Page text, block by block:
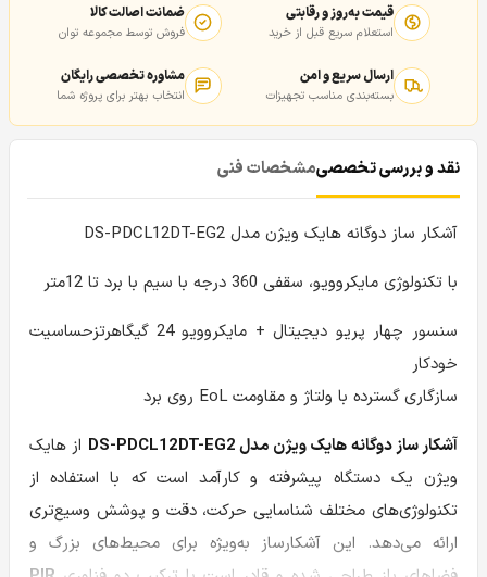
قیمت به‌روز و رقابتی
استعلام سریع قبل از خرید
ضمانت اصالت کالا
فروش توسط مجموعه توان
ارسال سریع و امن
بسته‌بندی مناسب تجهیزات
مشاوره تخصصی رایگان
انتخاب بهتر برای پروژه شما
نقد و بررسی تخصصیمشخصات فنی
آشکار ساز دوگانه هایک ویژن مدل DS-PDCL12DT-EG2
با تکنولوژی مایکروویو، سقفی 360 درجه با سیم با برد تا 12متر
سنسور چهار پریو دیجیتال + مایکروویو 24 گیگاهرتزحساسیت
خودکار
سازگاری گسترده با ولتاژ و مقاومت EoL روی برد
آشکار ساز دوگانه هایک ویژن مدل DS-PDCL12DT-EG2
از هایک
ویژن یک دستگاه پیشرفته و کارآمد است که با استفاده از
تکنولوژی‌های مختلف شناسایی حرکت، دقت و پوشش وسیع‌تری
ارائه می‌دهد. این آشکارساز به‌ویژه برای محیط‌های بزرگ و